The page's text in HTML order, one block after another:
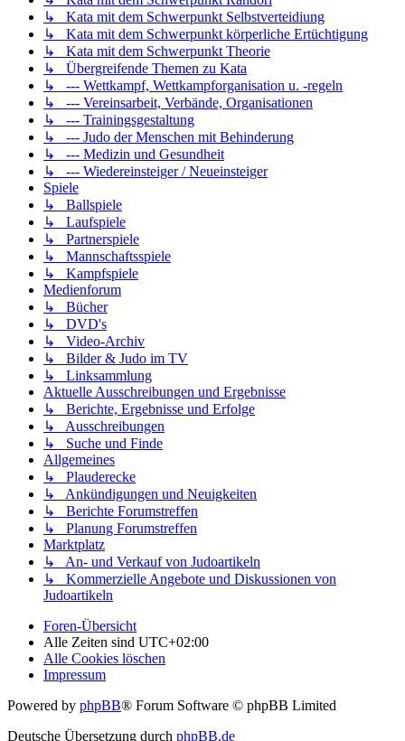
↳ Kata mit dem Schwerpunkt Selbstverteidiung
↳ Kata mit dem Schwerpunkt körperliche Ertüchtigung
↳ Kata mit dem Schwerpunkt Theorie
↳ Übergreifende Themen zu Kata
↳ --- Wettkampf, Wettkampforganisation u. -regeln
↳ --- Vereinsarbeit, Verbände, Organisationen
↳ --- Trainingsgestaltung
↳ --- Judo der Menschen mit Behinderung
↳ --- Medizin und Gesundheit
↳ --- Wiedereinsteiger / Neueinsteiger
Spiele
↳ Ballspiele
↳ Laufspiele
↳ Partnerspiele
↳ Mannschaftsspiele
↳ Kampfspiele
Medienforum
↳ Bücher
↳ DVD's
↳ Video-Archiv
↳ Bilder & Judo im TV
↳ Linksammlung
Aktuelle Ausschreibungen und Ergebnisse
↳ Berichte, Ergebnisse und Erfolge
↳ Ausschreibungen
↳ Suche und Finde
Allgemeines
↳ Plauderecke
↳ Ankündigungen und Neuigkeiten
↳ Berichte Forumstreffen
↳ Planung Forumstreffen
Marktplatz
↳ An- und Verkauf von Judoartikeln
↳ Kommerzielle Angebote und Diskussionen von
Judoartikeln
Foren-Übersicht
Alle Zeiten sind UTC+02:00
Alle Cookies löschen
Impressum
Powered by phpBB® Forum Software © phpBB Limited
Deutsche Übersetzung durch phpBB.de